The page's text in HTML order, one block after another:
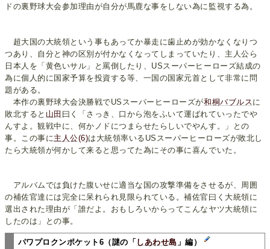
ドの裏野球大会参加理由が自分が馬鹿な事をしない為に監視する為。
超大国の大統領という事もあってか暴走に歯止めが効かなくなりつ
つあり、自分と神の区別が付かなくなってしまっていたり、主人公ら
日本人を「黄色いサル」と罵倒したり、USスーパーヒーローズ結成の
為に個人的に国家予算を投資する等、一国の国家元首として非常に問
題がある。
本作の裏野球大会決勝戦でUSスーパーヒーローズが和桐バブルス に
敗北すると 山田 曰く「さっき、口から泡をふいて運ばれていったでや
んすよ。観戦中に、何かノドにつまらせたらしいでやんす。」との
事。この事に 主人公(6)は大統領率いるUSスーパーヒーローズが敗北し
たら大統領が何かして来ると思ってた為にその事に喜んでいた。
アルバムでは負けた腹いせに適当な国の攻撃準備をさせるが、周囲
の補佐官達には完全に呆れられ見限られている。補佐官曰く大統領に
選出された理由が「誰だよ。おもしろいからってこんなヤツ大統領に
したのは」との事。
パワプロクンポケット6（謎の「 しあわせ島 」編）